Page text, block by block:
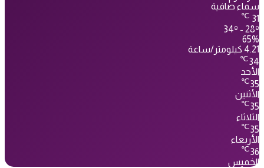
سماء صافية
31
℃
34º - 28º
65%
4.21 كيلومتر/ساعة
34
℃
الأحد
35
℃
الأثنين
35
℃
الثلاثاء
35
℃
الأربعاء
36
℃
الخميس